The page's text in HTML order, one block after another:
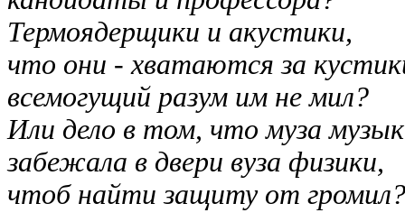
Термоядерщики и акустики,
что они - хватаются за
всемогущий разум им не мил?
Или дело в том, что муза
забежала в двери вуза физики,
чтоб найти защиту от громил?